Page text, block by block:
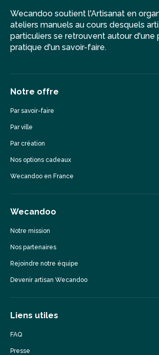
Wecandoo soutient l'Artisanat en
ateliers manuels au cours desquels
particuliers se retrouvent autour d'une
pratique d'un savoir-faire.
Notre offre
Par savoir-faire
Par ville
Par création
Nos options cadeaux
Wecandoo en France
Wecandoo
Notre mission
Nos partenaires
Rejoindre notre équipe
Devenir artisan Wecandoo
Liens utiles
FAQ
Presse